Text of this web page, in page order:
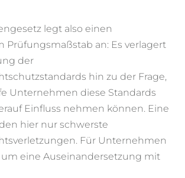
legt also einen
Prüfungsmaßstab an: Es verlagert
der
hin zu der Frage,
Unternehmen diese Standards
Einfluss nehmen können. Eine
hier nur schwerste
Für Unternehmen
eine Auseinandersetzung mit